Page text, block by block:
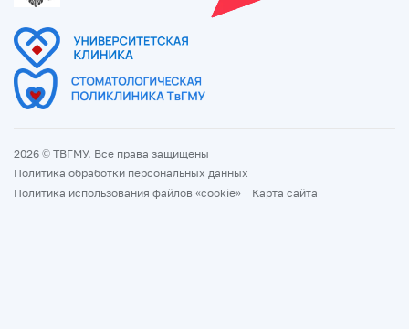
2026 © ТВГМУ. Все права защищены
Политика обработки персональных данных
Политика использования файлов «cookie»
Карта сайта